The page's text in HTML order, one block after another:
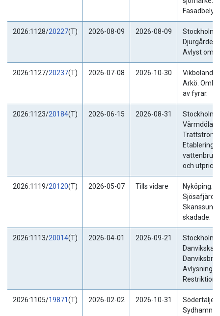
2026:1128/20227(T) 2026-08-09 2026-08-09
Stockholm.
Avlyst
2026:1127/20237(T) 2026-07-08 2026-10-30
Arkö.
av fyrar.
2026:1123/20184(T) 2026-06-15 2026-08-31
Stockholm.
Etablering
och
2026:1119/20120(T) 2026-05-07 Tills vidare
Nyköping.
skadade.
2026:1113/20014(T) 2026-04-01 2026-09-21
Stockholm.
Avlysningar.
2026:1105/19871(T) 2026-02-02 2026-10-31
Södertälje.